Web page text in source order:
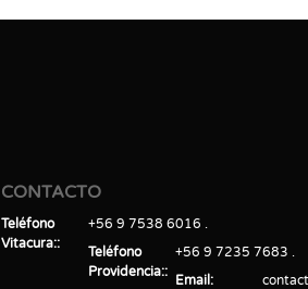
CONTACTO
Teléfono
Vitacura:
+56 9 7538 6016
Teléfono
Providencia:
+56 9 7235 7683
Email